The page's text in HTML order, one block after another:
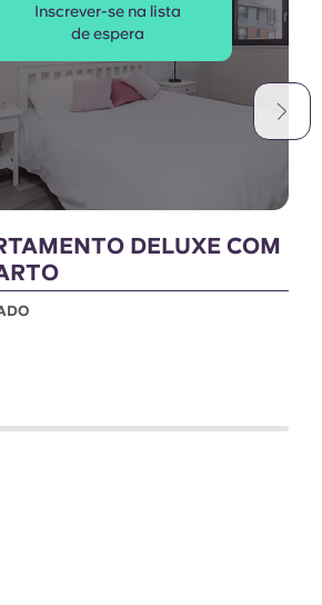
Inscrever-se na lista
de espera
DELUXE COM